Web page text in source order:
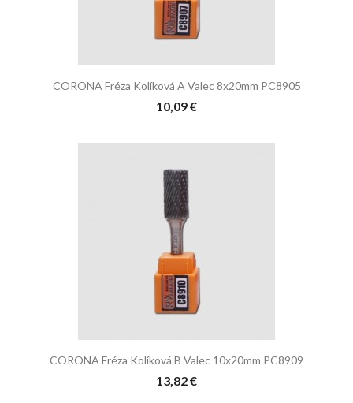
CORONA Fréza Kolíková A Valec 8x20mm PC8905
10,09 €
CORONA Fréza Kolíková B Valec 10x20mm PC8909
13,82 €